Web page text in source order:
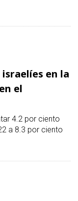
en la
el
4.2 por ciento
a 8.3 por ciento